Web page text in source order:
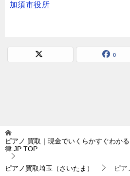
加須市役所
0
ピアノ 買取｜現金でいくらかすぐわか
律.JP TOP
ピアノ買取埼玉（さいたま） ピア